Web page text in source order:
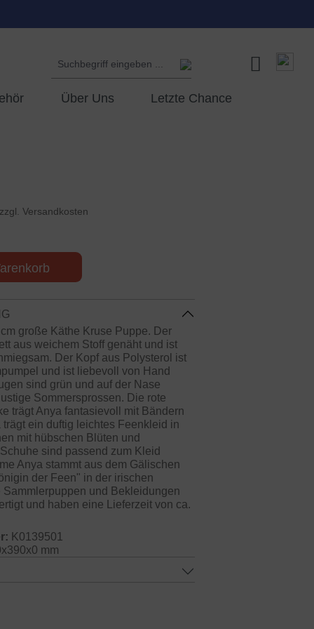
Über Uns Letzte Chance
Versandkosten
große Käthe Kruse Puppe. Der
aus weichem Stoff genäht und ist
Der Kopf aus Polysterol ist
und ist liebevoll von Hand
sind grün und auf der Nase
Sommersprossen. Die rote
trägt Anya fantasievoll mit Bändern
trägt ein duftig leichtes Feenkleid in
mit hübschen Blüten und
sind passend zum Kleid
Anya stammt aus dem Gälischen
der Feen" in der irischen
und Bekleidungen
und haben eine Lieferzeit von ca.
K0139501
mm